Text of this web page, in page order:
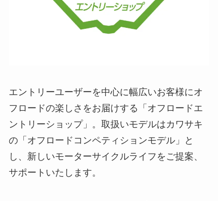
エントリーユーザーを中心に幅広いお客様にオ
フロードの楽しさをお届けする「オフロードエ
ントリーショップ」。取扱いモデルはカワサキ
の「オフロードコンペティションモデル」と
し、新しいモーターサイクルライフをご提案、
サポートいたします。